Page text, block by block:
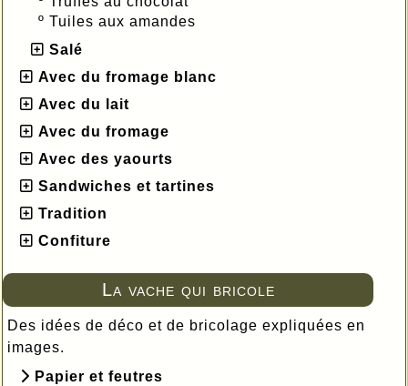
º Tuiles aux amandes
Salé
Avec du fromage blanc
Avec du lait
Avec du fromage
Avec des yaourts
Sandwiches et tartines
Tradition
Confiture
La vache qui bricole
Des idées de déco et de bricolage expliquées en
images.
Papier et feutres